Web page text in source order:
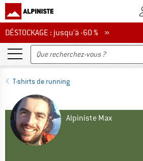
DÉSTOCKAGE : jusqu'à -60 %
DÉSTOCKAGE : jusqu'à -60 % »
T-shirts de running
Alpiniste Max